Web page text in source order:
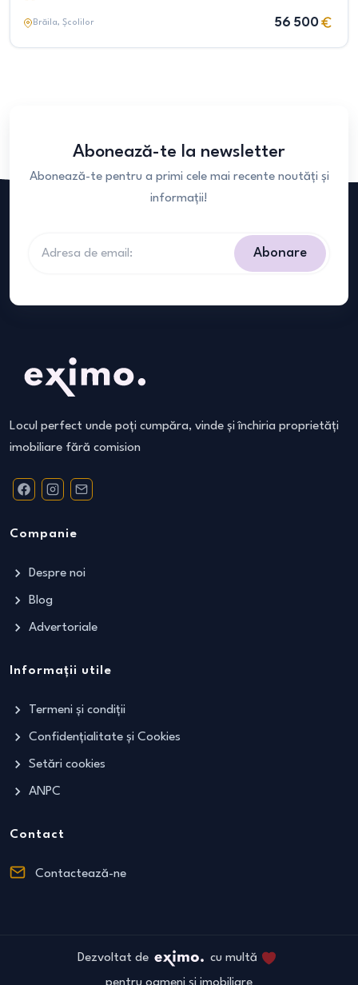
Brăila, Școlilor 56 500
Abonează-te la newsletter
Abonează-te pentru a primi cele mai recente noutăți și
informații!
Abonare
Locul perfect unde poți cumpăra, vinde și închiria proprietăți
imobiliare fără comision
Companie
Despre noi
Blog
Advertoriale
Informații utile
Termeni și condiții
Confidențialitate și Cookies
Setări cookies
ANPC
Contact
Contactează-ne
Dezvoltat de
cu multă